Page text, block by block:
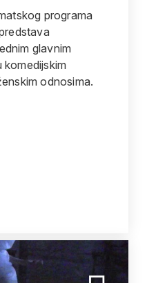
programa
glavnim
komedijskim
odnosima.